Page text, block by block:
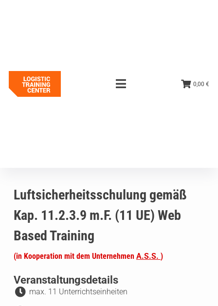
0,00 €
Luftsicherheitsschulung gemäß
Kap. 11.2.3.9 m.F. (11 UE) Web
Based Training
(in Kooperation mit dem Unternehmen A.S.S. )
Veranstaltungsdetails
max. 11 Unterrichtseinheiten